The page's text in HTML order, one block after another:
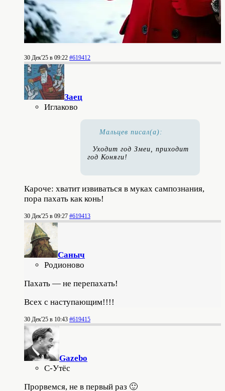
30 Дек'25 в 09:22 #619412
Заец
Иглаково
Мальцев писал(а):
Уходит год Змеи, приходит
год Коняги!
Кароче: хватит извиваться в муках сампознания,
пора пахать как конь!
30 Дек'25 в 09:27 #619413
Саныч
Родионово
Пахать — не перепахать!
Всех с наступающим!!!!
30 Дек'25 в 10:43 #619415
Gazebo
С-Утёс
Прорвемся, не в первый раз 🙂